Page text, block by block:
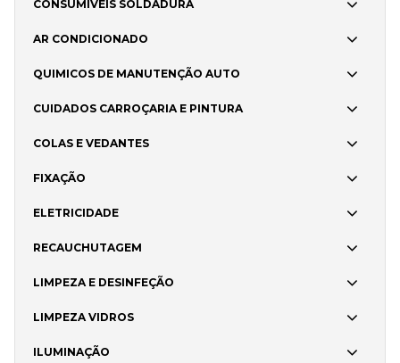
CONSUMÍVEIS SOLDADURA
AR CONDICIONADO
QUIMICOS DE MANUTENÇÃO AUTO
CUIDADOS CARROÇARIA E PINTURA
COLAS E VEDANTES
FIXAÇÃO
ELETRICIDADE
RECAUCHUTAGEM
LIMPEZA E DESINFEÇÃO
LIMPEZA VIDROS
ILUMINAÇÃO